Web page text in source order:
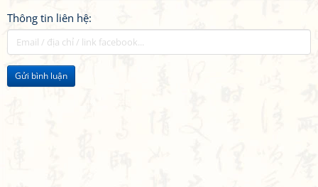
Thông tin liên hệ:
Gửi bình luận